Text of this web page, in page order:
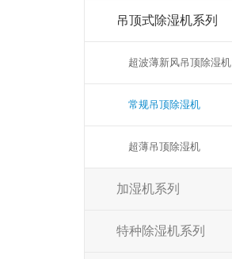
吊顶式除湿机系列
超波薄新风吊顶除湿机
常规吊顶除湿机
超薄吊顶除湿机
加湿机系列
特种除湿机系列